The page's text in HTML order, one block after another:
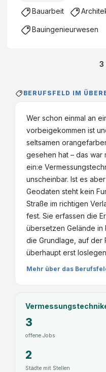
Bauarbeit
Bauingenieurwesen
3
BERUFSFELD IM
Wer schon einmal an
vorbeigekommen ist
seltsamen
gesehen hat – das war
ein:e
unscheinbar. Ist es
Geodaten steht kein
Straße im richtigen
fest. Sie erfassen die
übersetzen Gelände in
die Grundlage, auf der
überhaupt erst
Mehr über das
3
offene Jobs
2
Städte mit Stellen